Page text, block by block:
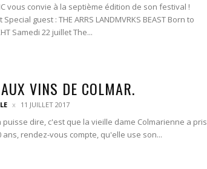
vous convie à la septième édition de son festival !
guest : THE ARRS LANDMVRKS BEAST Born to
Samedi 22 juillet The...
VINS DE COLMAR.
11 JUILLET 2017
puisse dire, c'est que la vieille dame Colmarienne a pris
ans, rendez-vous compte, qu'elle use son...